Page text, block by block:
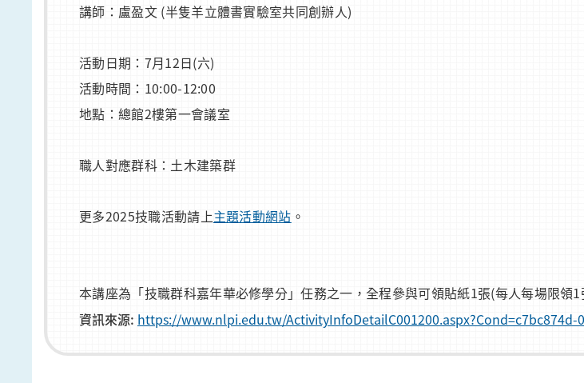
講師：盧盈文 (半隻羊立體書實驗室共同創辦人)
活動日期：7月12日(六)
活動時間：10:00-12:00
地點：總館2樓第一會議室
職人對應群科：土木建築群
更多2025技職活動請上主題活動網站 。
本講座為「技職群科嘉年華必修學分」任務之一，全程參與可領貼紙1張(每人每場限領1
資訊來源: https://www.nlpi.edu.tw/ActivityInfoDetailC001200.aspx?Cond=c7bc874d-